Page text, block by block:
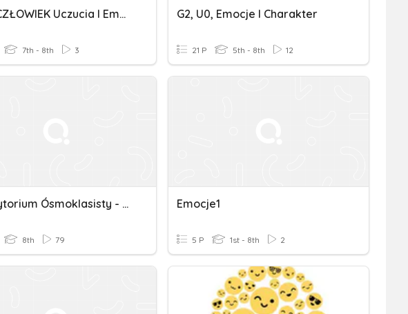
8 Kl. - CZŁOWIEK Uczucia I Emocje, Inne (kartkówka)
7th - 8th 3
G2, U0, Emocje I Charakter
21 P 5th - 8th 12
Repetytorium Ósmoklasisty - Człowiek (do Uczucia I Emocje)
8th 79
Emocje1
5 P 1st - 8th 2